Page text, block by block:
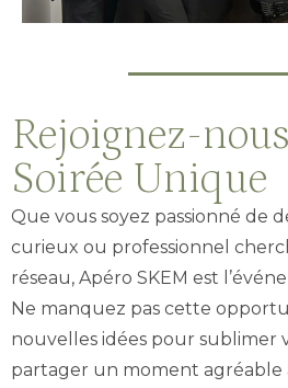
Rejoignez-
Soirée Unique
Que vous soyez passionné de
curieux ou professionnel
réseau, Apéro SKEM est
Ne manquez pas cette
nouvelles idées pour sublimer
partager un moment agréable